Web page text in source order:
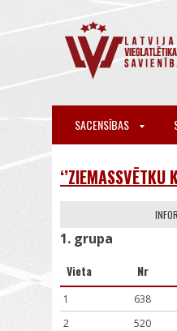
SACENSĪBAS
1. grupa
Vieta Nr
1 638
2
520